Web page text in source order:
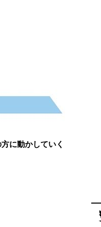
に動かしていく